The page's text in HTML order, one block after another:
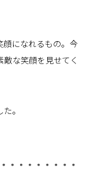
顔になれるもの。今
な笑顔を見せてく
。